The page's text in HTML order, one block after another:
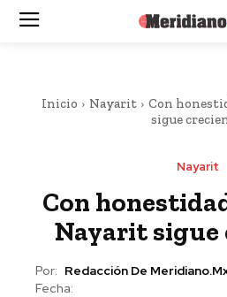
Inicio Nayarit
Con
sigue
Nayarit
Con
Nayarit sigue
Por: Redacción De
Fecha: